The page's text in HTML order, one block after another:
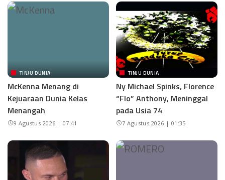
TINJU DUNIA
McKenna Menang di
Kejuaraan Dunia Kelas
Menangah
9 Agustus 2026 | 07:41
TINJU DUNIA
Ny Michael Spinks, Florence
“Flo” Anthony, Meninggal
pada Usia 74
7 Agustus 2026 | 01:35